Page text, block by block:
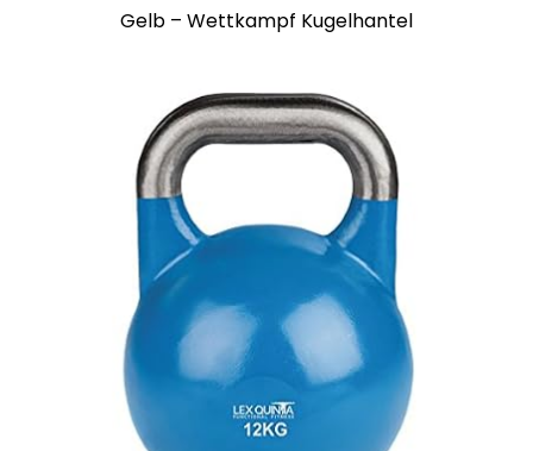
Gelb – Wettkampf Kugelhantel